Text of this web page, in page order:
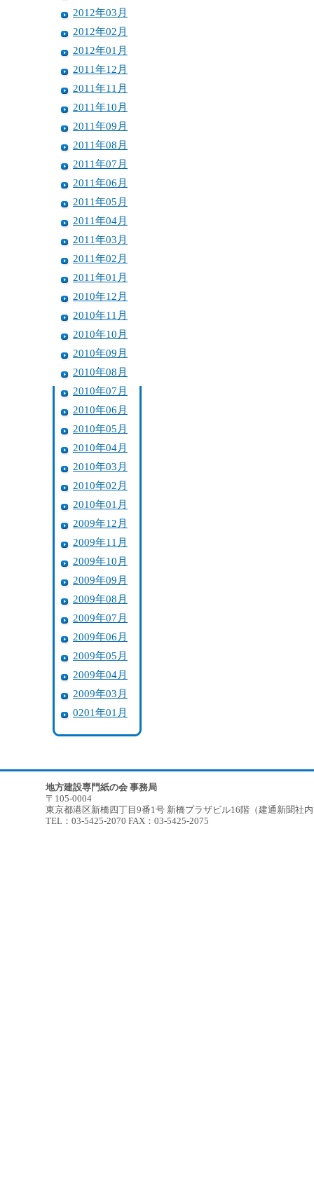
2012年03月
2012年02月
2012年01月
2011年12月
2011年11月
2011年10月
2011年09月
2011年08月
2011年07月
2011年06月
2011年05月
2011年04月
2011年03月
2011年02月
2011年01月
2010年12月
2010年11月
2010年10月
2010年09月
2010年08月
2010年07月
2010年06月
2010年05月
2010年04月
2010年03月
2010年02月
2010年01月
2009年12月
2009年11月
2009年10月
2009年09月
2009年08月
2009年07月
2009年06月
2009年05月
2009年04月
2009年03月
0201年01月
地方建設専門紙の会 事務局
〒105-0004
東京都港区新橋四丁目9番1号 新橋プラザビル16階（建通新聞社
TEL：03-5425-2070 FAX：03-5425-2075